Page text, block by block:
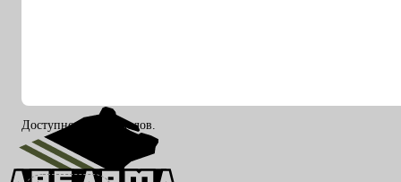
Доступно 200 символов.